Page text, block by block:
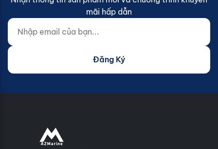
mãi hấp dẫn
Nhập email của bạn...
Website (do not fill)
Đăng Ký